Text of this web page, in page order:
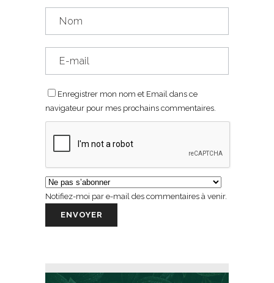
Enregistrer mon nom et Email dans ce
navigateur pour mes prochains commentaires.
Notifiez-moi par e-mail des commentaires à venir.